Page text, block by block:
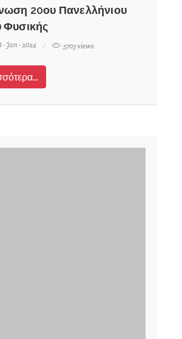
20ου Πανελλήνιου
Φυσικής
- Jan - 2024 5703 views